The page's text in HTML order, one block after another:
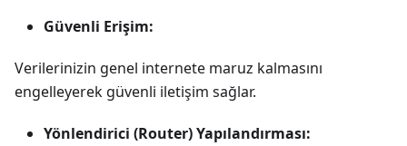
Güvenli Erişim:
Verilerinizin genel internete maruz kalmasını
engelleyerek güvenli iletişim sağlar.
Yönlendirici (Router) Yapılandırması: